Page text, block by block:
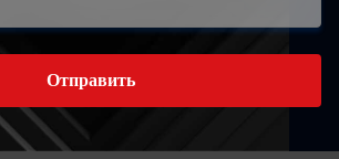
Отправить